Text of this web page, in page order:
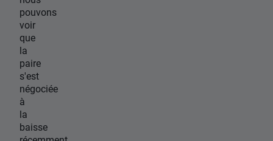
pouvons
voir
que
la
paire
s'est
négociée
à
la
baisse